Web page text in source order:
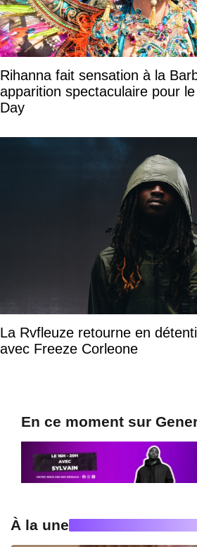
Rihanna fait sensation à la
apparition spectaculaire pour
Day
La Rvfleuze retourne en
avec Freeze Corleone
En ce moment sur
À la une